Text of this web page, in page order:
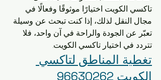
تاكسي الكويت اختيارًا موثوقًا وفعالًا في
مجال النقل. لذلك، إذا كنت تبحث عن وسيلة
تعبّر عن الجودة والراحة في آن واحد، فلا
تتردد في اختيار تاكسي الكويت.
تغطية المناطق لتاكسي
الكويت 96630262